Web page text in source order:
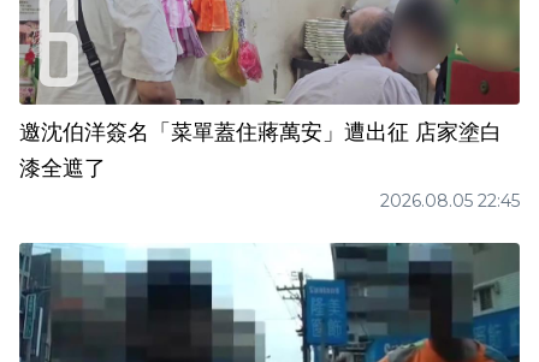
邀沈伯洋簽名「菜單蓋住蔣萬安」遭出征 店家塗白
漆全遮了
2026.08.05 22:45